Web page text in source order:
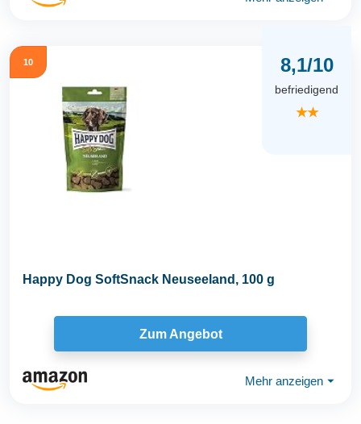
10 8,1/10
befriedigend
★★
Happy Dog SoftSnack Neuseeland, 100 g
Zum Angebot
Mehr anzeigen ⏷